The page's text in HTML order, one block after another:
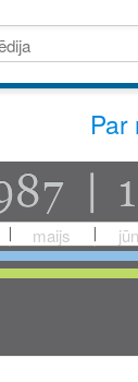
Par
maijs